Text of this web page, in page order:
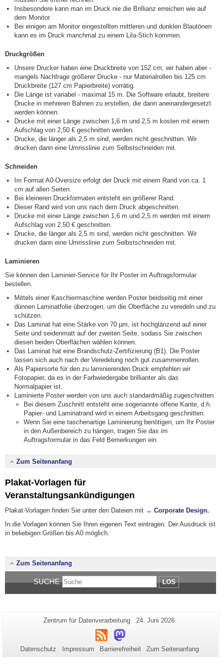
Insbesondere kann man im Druck nie die Brillianz erreichen wie auf
dem Monitor.
Bei einigen am Monitor eingestellten mittleren und dunklen Blautönen
kann es im Druck manchmal zu einem Lila-Stich kommen.
Druckgrößen
Unsere Drucker haben eine Druckbreite von 152 cm, wir haben aber -
mangels Nachfrage größerer Drucke - nur Materialrollen bis 125 cm
Druckbreite (127 cm Papierbreite) vorrätig.
Die Länge ist variabel - maximal 15 m. Die Software erlaubt, breitere
Drucke in mehreren Bahnen zu erstellen, die dann aneinandergesetzt
werden können.
Drucke mit einer Länge zwischen 1,6 m und 2,5 m kosten mit einem
Aufschlag von 2,50 € geschnitten werden.
Drucke, die länger als 2,5 m sind, werden nicht geschnitten. Wir
drucken dann eine Umrisslinie zum Selbstschneiden mit.
Schneiden
Im Format A0-Oversize erfolgt der Druck mit einem Rand von ca. 1
cm auf allen Seiten.
Bei kleineren Druckformaten entsteht ein größerer Rand.
Dieser Rand wird von uns nach dem Druck abgeschnitten.
Drucke mit einer Länge zwischen 1,6 m und 2,5 m werden mit einem
Aufschlag von 2,50 € geschnitten.
Drucke, die länger als 2,5 m sind, werden nicht geschnitten. Wir
drucken dann eine Umrisslinie zum Selbstschneiden mit.
Laminieren
Sie können den Laminier-Service für Ihr Poster im Auftragsformular
bestellen.
Mittels einer Kaschiermaschine werden Poster beidseitig mit einer
dünnen Laminatfolie überzogen, um die Oberfläche zu veredeln und zu
schützen.
Das Laminat hat eine Stärke von 70 µm, ist hochglänzend auf einer
Seite und seidenmatt auf der zweiten Seite, sodass Sie zwischen
diesen beiden Oberflächen wählen können.
Das Laminat hat eine Brandschutz-Zertifizierung (B1). Die Poster
lassen sich auch nach der Veredelung noch gut zusammenrollen.
Als Papiersorte für den zu laminierenden Druck empfehlen wir
Fotopapier, da es in der Farbwiedergabe brillianter als das
Normalpapier ist.
Laminierte Poster werden von uns auch standardmäßig zugeschnitten.
Bei diesem Zuschnitt entsteht eine sogenannte offene Kante, d.h.
Papier- und Laminatrand wird in einem Arbeitsgang geschnitten.
Wenn Sie eine taschenartige Laminierung benötigen, um Ihr Poster
in den Außenbereich zu hängen, tragen Sie das im
Auftragsformular in das Feld Bemerkungen ein.
Zum Seitenanfang
Plakat-Vorlagen für
Veranstaltungsankündigungen
Plakat-Vorlagen finden Sie unter den Dateien mit → Corporate Design.
In die Vorlagen können Sie Ihren eigenen Text eintragen. Der Ausdruck ist
in beliebigen Größen bis A0 möglich.
Zum Seitenanfang
SUCHE LOS
Zusätzliche
Informationen
zu
dieser
Seiten-
Zentrum für Datenverarbeitung
Letzte
24. Juni 2026
RSS Mastodon
Datenschutz Impressum Barrierefreiheit Zum Seitenanfang